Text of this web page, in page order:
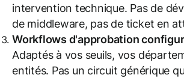
intervention technique. Pas de
de middleware, pas de ticket en
Workflows d'approbation
Adaptés à vos seuils, vos
entités. Pas un circuit générique